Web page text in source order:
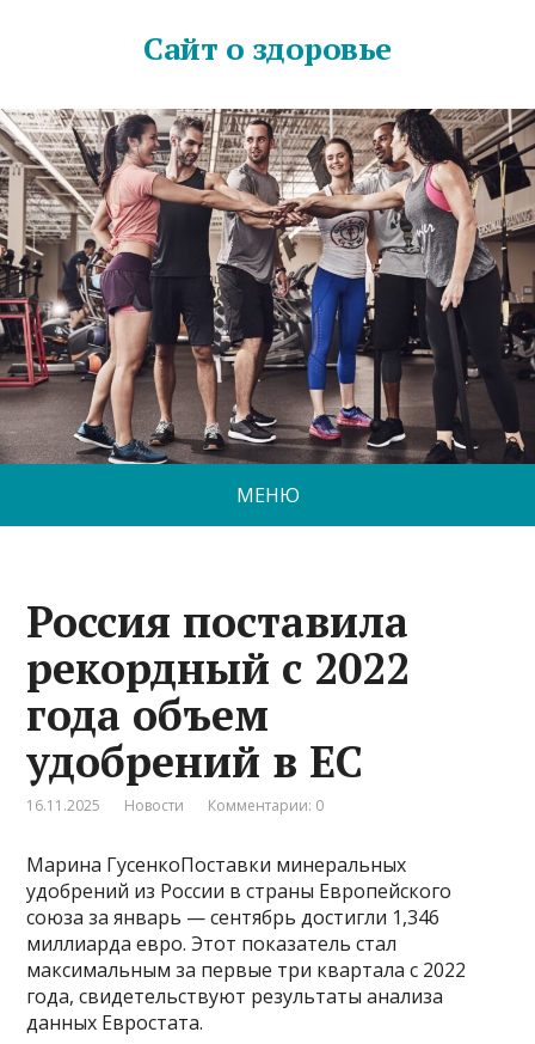
Сайт о здоровье
МЕНЮ
Россия поставила
рекордный с 2022
года объем
удобрений в ЕС
16.11.2025 Новости Комментарии: 0
Марина ГусенкоПоставки минеральных
удобрений из России в страны Европейского
союза за январь — сентябрь достигли 1,346
миллиарда евро. Этот показатель стал
максимальным за первые три квартала с 2022
года, свидетельствуют результаты анализа
данных Евростата.